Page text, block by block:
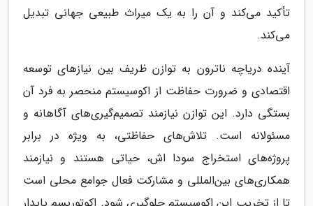
تأکید می‌کند و آن را به یک میراث طبیعی جهانی تبدیل
می‌کند.
آینده دریاچه ناترون به توازن ظریف بین نیازهای توسعه
اقتصادی و ضرورت حفاظت از اکوسیستم منحصر به فرد آن
بستگی دارد. این توازن نیازمند تصمیم‌گیری‌های آگاهانه و
مسئولانه است. تلاش‌های حفاظتی، به ویژه در برابر
پروژه‌های استخراج سودا اش، حیاتی هستند و نیازمند
همکاری‌های بین‌المللی و مشارکت فعال جوامع محلی است